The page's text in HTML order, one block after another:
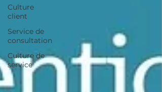
Culture
client
Service de
consultation
Culture de
service